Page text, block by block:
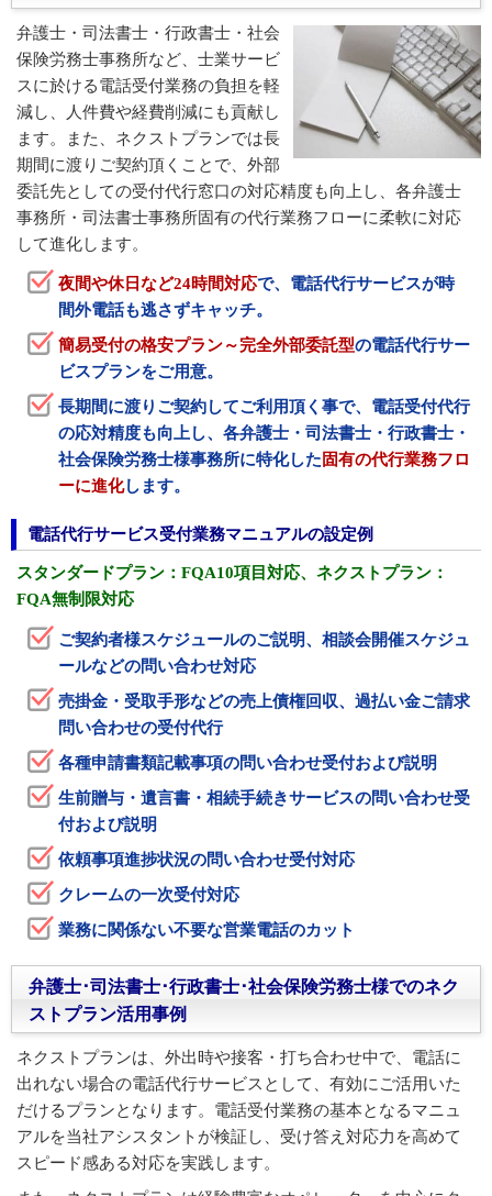
弁護士・司法書士・行政書士・社会
保険労務士事務所など、士業サービ
スに於ける電話受付業務の負担を軽
減し、人件費や経費削減にも貢献し
ます。また、ネクストプランでは長
期間に渡りご契約頂くことで、外部
委託先としての受付代行窓口の対応精度も向上し、各弁護士
事務所・司法書士事務所固有の代行業務フローに柔軟に対応
して進化します。
夜間や休日など24時間対応で、電話代行サービスが時
間外電話も逃さずキャッチ。
簡易受付の格安プラン～完全外部委託型の電話代行サー
ビスプランをご用意。
長期間に渡りご契約してご利用頂く事で、電話受付代行
の応対精度も向上し、各弁護士・司法書士・行政書士・
社会保険労務士様事務所に特化した固有の代行業務フロ
ーに進化します。
電話代行サービス受付業務マニュアルの設定例
スタンダードプラン：FQA10項目対応、ネクストプラン：
FQA無制限対応
ご契約者様スケジュールのご説明、相談会開催スケジュ
ールなどの問い合わせ対応
売掛金・受取手形などの売上債権回収、過払い金ご請求
問い合わせの受付代行
各種申請書類記載事項の問い合わせ受付および説明
生前贈与・遺言書・相続手続きサービスの問い合わせ受
付および説明
依頼事項進捗状況の問い合わせ受付対応
クレームの一次受付対応
業務に関係ない不要な営業電話のカット
弁護士･司法書士･行政書士･社会保険労務士様でのネク
ストプラン活用事例
ネクストプランは、外出時や接客・打ち合わせ中で、電話に
出れない場合の電話代行サービスとして、有効にご活用いた
だけるプランとなります。電話受付業務の基本となるマニュ
アルを当社アシスタントが検証し、受け答え対応力を高めて
スピード感ある対応を実践します。